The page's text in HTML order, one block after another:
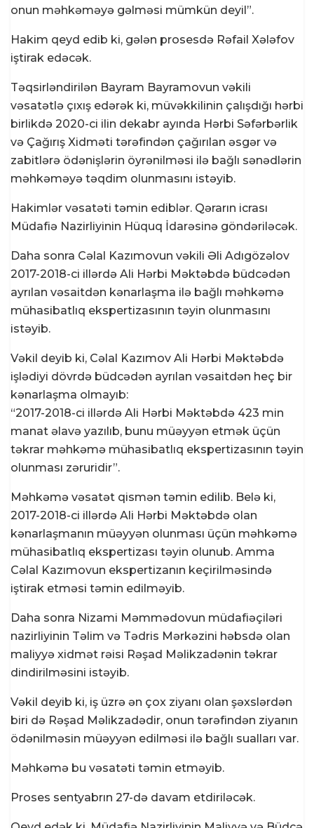
onun məhkəməyə gəlməsi mümkün deyil”.
Hakim qeyd edib ki, gələn prosesdə Rəfail Xələfov
iştirak edəcək.
Təqsirləndirilən Bayram Bayramovun vəkili
vəsatətlə çıxış edərək ki, müvəkkilinin çalışdığı hərbi
birlikdə 2020-ci ilin dekabr ayında Hərbi Səfərbərlik
və Çağırış Xidməti tərəfindən çağırılan əsgər və
zabitlərə ödənişlərin öyrənilməsi ilə bağlı sənədlərin
məhkəməyə təqdim olunmasını istəyib.
Hakimlər vəsatəti təmin ediblər. Qərarın icrası
Müdafiə Nazirliyinin Hüquq İdarəsinə göndəriləcək.
Daha sonra Cəlal Kazımovun vəkili Əli Adıgözəlov
2017-2018-ci illərdə Ali Hərbi Məktəbdə büdcədən
ayrılan vəsaitdən kənarlaşma ilə bağlı məhkəmə
mühasibatlıq ekspertizasının təyin olunmasını
istəyib.
Vəkil deyib ki, Cəlal Kazımov Ali Hərbi Məktəbdə
işlədiyi dövrdə büdcədən ayrılan vəsaitdən heç bir
kənarlaşma olmayıb:
“2017-2018-ci illərdə Ali Hərbi Məktəbdə 423 min
manat əlavə yazılıb, bunu müəyyən etmək üçün
təkrar məhkəmə mühasibatlıq ekspertizasının təyin
olunması zəruridir”.
Məhkəmə vəsatət qismən təmin edilib. Belə ki,
2017-2018-ci illərdə Ali Hərbi Məktəbdə olan
kənarlaşmanın müəyyən olunması üçün məhkəmə
mühasibatlıq ekspertizası təyin olunub. Amma
Cəlal Kazımovun ekspertizanın keçirilməsində
iştirak etməsi təmin edilməyib.
Daha sonra Nizami Məmmədovun müdafiəçiləri
nazirliyinin Təlim və Tədris Mərkəzini həbsdə olan
maliyyə xidmət rəisi Rəşad Məlikzadənin təkrar
dindirilməsini istəyib.
Vəkil deyib ki, iş üzrə ən çox ziyanı olan şəxslərdən
biri də Rəşad Məlikzadədir, onun tərəfindən ziyanın
ödənilməsin müəyyən edilməsi ilə bağlı sualları var.
Məhkəmə bu vəsatəti təmin etməyib.
Proses sentyabrın 27-də davam etdiriləcək.